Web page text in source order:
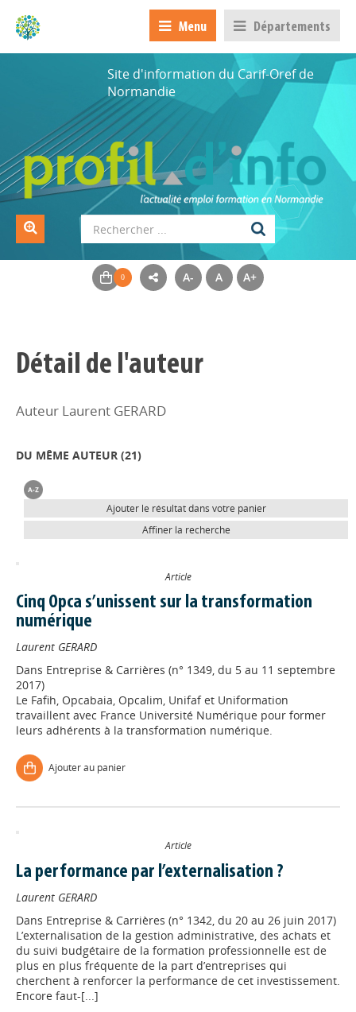
Menu Départements
Site d'information du Carif-Oref de
Normandie
A- A A+
Détail de l'auteur
Auteur Laurent GERARD
DU MÊME AUTEUR (21)
Ajouter le résultat dans votre panier
Affiner la recherche
Article
Cinq Opca s’unissent sur la transformation
numérique
Laurent GERARD
Dans Entreprise & Carrières (n° 1349, du 5 au 11 septembre
2017)
Le Fafih, Opcabaia, Opcalim, Unifaf et Uniformation
travaillent avec France Université Numérique pour former
leurs adhérents à la transformation numérique.
Ajouter au panier
Article
La performance par l’externalisation ?
Laurent GERARD
Dans Entreprise & Carrières (n° 1342, du 20 au 26 juin 2017)
L’externalisation de la gestion administrative, des achats et
du suivi budgétaire de la formation professionnelle est de
plus en plus fréquente de la part d’entreprises qui
cherchent à renforcer la performance de cet investissement.
Encore faut-[...]